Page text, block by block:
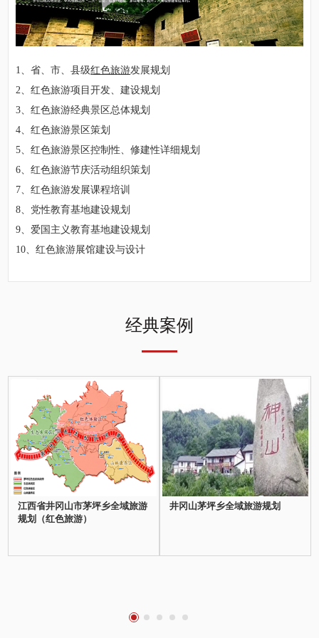
1、省、市、县级红色旅游发展规划
2、红色旅游项目开发、建设规划
3、红色旅游经典景区总体规划
4、红色旅游景区策划
5、红色旅游景区控制性、修建性详细规划
6、红色旅游节庆活动组织策划
7、红色旅游发展课程培训
8、党性教育基地建设规划
9、爱国主义教育基地建设规划
10、红色旅游展馆建设与设计
经典案例
江西省井冈山市茅坪乡全域旅游
规划（红色旅游）
井冈山茅坪乡全域旅游规划